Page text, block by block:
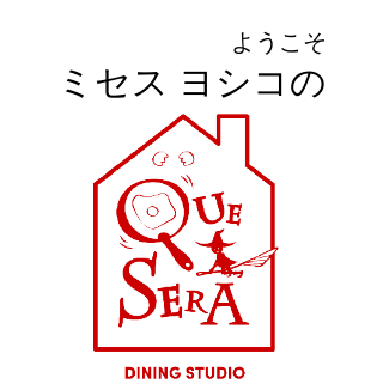
ようこそ
ミセス ヨシコの